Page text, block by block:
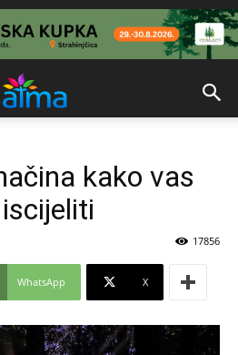
kako vas
17856
WhatsApp X